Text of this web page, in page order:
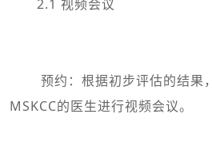
2.1 视频会议
预约：根据初步评估的结果
MSKCC的医生进行视频会议。